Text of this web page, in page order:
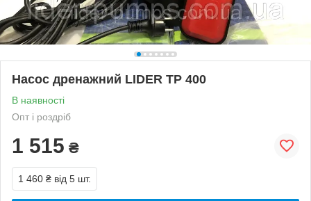
Насос дренажний LIDER ТР 400
В наявності
Опт і роздріб
1 515 ₴
1 460 ₴ від 5 шт.